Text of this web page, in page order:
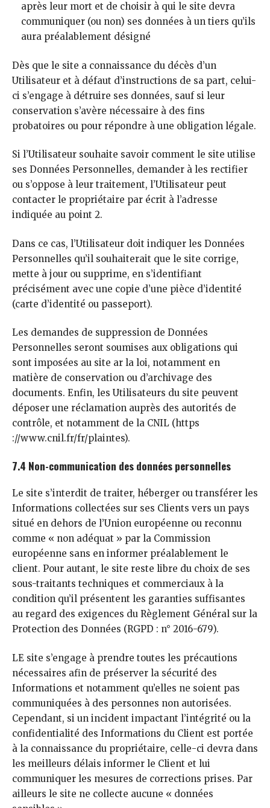
après leur mort et de choisir à qui le site devra
communiquer (ou non) ses données à un tiers qu’ils
aura préalablement désigné
Dès que le site a connaissance du décès d’un
Utilisateur et à défaut d’instructions de sa part, celui-
ci s’engage à détruire ses données, sauf si leur
conservation s’avère nécessaire à des fins
probatoires ou pour répondre à une obligation légale.
Si l’Utilisateur souhaite savoir comment le site utilise
ses Données Personnelles, demander à les rectifier
ou s’oppose à leur traitement, l’Utilisateur peut
contacter le propriétaire par écrit à l’adresse
indiquée au point 2.
Dans ce cas, l’Utilisateur doit indiquer les Données
Personnelles qu’il souhaiterait que le site corrige,
mette à jour ou supprime, en s’identifiant
précisément avec une copie d’une pièce d’identité
(carte d’identité ou passeport).
Les demandes de suppression de Données
Personnelles seront soumises aux obligations qui
sont imposées au site ar la loi, notamment en
matière de conservation ou d’archivage des
documents. Enfin, les Utilisateurs du site peuvent
déposer une réclamation auprès des autorités de
contrôle, et notamment de la CNIL (https
://www.cnil.fr/fr/plaintes).
7.4 Non-communication des données personnelles
Le site s’interdit de traiter, héberger ou transférer les
Informations collectées sur ses Clients vers un pays
situé en dehors de l’Union européenne ou reconnu
comme « non adéquat » par la Commission
européenne sans en informer préalablement le
client. Pour autant, le site reste libre du choix de ses
sous-traitants techniques et commerciaux à la
condition qu’il présentent les garanties suffisantes
au regard des exigences du Règlement Général sur la
Protection des Données (RGPD : n° 2016-679).
LE site s’engage à prendre toutes les précautions
nécessaires afin de préserver la sécurité des
Informations et notamment qu’elles ne soient pas
communiquées à des personnes non autorisées.
Cependant, si un incident impactant l’intégrité ou la
confidentialité des Informations du Client est portée
à la connaissance du propriétaire, celle-ci devra dans
les meilleurs délais informer le Client et lui
communiquer les mesures de corrections prises. Par
ailleurs le site ne collecte aucune « données